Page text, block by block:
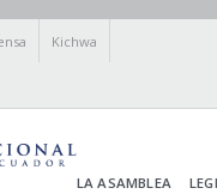
Kichwa
LA ASAMBLEA